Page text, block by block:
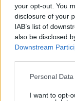
your opt-out. You
disclosure of your
IAB’s list of
also be disclosed
Downstream
Please note that
not limited to your
Personal
I want to opt-
«Θα ήταν
καταφέρνει να
σημαντική
δρ Ρόμπερτ
Abramson